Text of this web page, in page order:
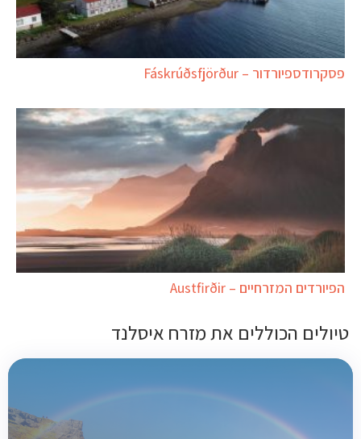
פסקרודספיורדור – Fáskrúðsfjörður
הפיורדים המזרחיים – Austfirðir
טיולים הכוללים את מזרח איסלנד